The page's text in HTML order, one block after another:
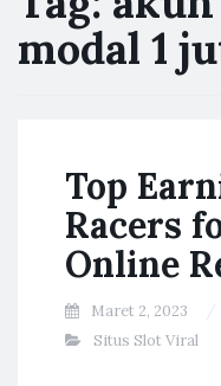
modal 1
Top
Racers
Online
Maret 2, 2023
Situs Slot Viral